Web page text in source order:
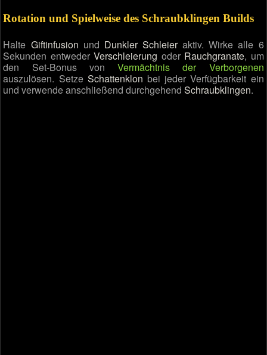
Rotation und Spielweise des Schraubklingen Builds
Halte Giftinfusion und Dunkler Schleieraktiv. Wirke alle 6
Sekunden entwederVerschleierung oder Rauchgranate, um
den Set-Bonus vonVermächtnis der Verborgenen
auszulösen. Setze Schattenklon bei jeder Verfügbarkeit ein
und verwende anschließend durchgehendSchraubklingen.